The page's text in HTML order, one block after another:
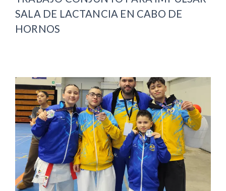
SALA DE LACTANCIA EN CABO DE
HORNOS